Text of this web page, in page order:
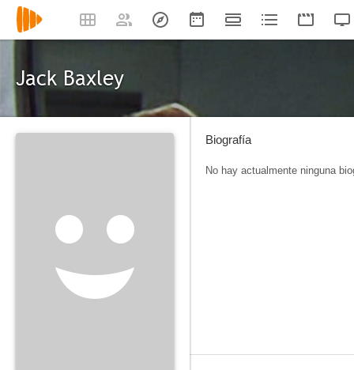
Jack Baxley
Biografía
No hay actualmente ninguna